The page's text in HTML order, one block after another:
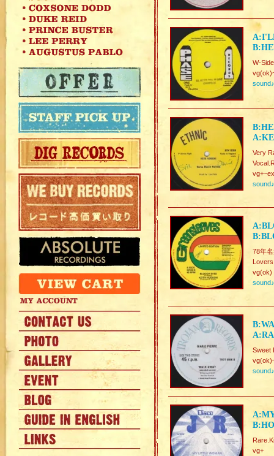
W-
sound♪
Very
sound♪
78年
vg(ok)
sound♪
Sweet
sound♪
vg+